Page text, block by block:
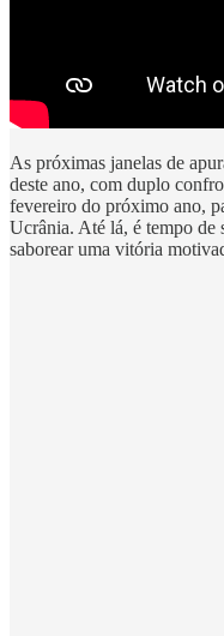
As próximas janelas de
deste ano, com duplo
fevereiro do próximo ano,
Ucrânia. Até lá, é tempo de
saborear uma vitória